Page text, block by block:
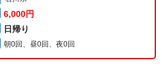
6,000円
日帰り
朝0回、昼0回、夜0回